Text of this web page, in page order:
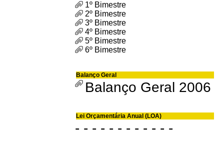
1º Bimestre
2º Bimestre
3º Bimestre
4º Bimestre
5º Bimestre
6º Bimestre
Balanço Geral
Balanço Geral 2006
Lei Orçamentária Anual (LOA)
- - - - - - - - - - - -